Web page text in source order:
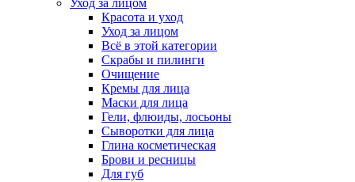
Уход за лицом
Красота и уход
Уход за лицом
Всё в этой категории
Скрабы и пилинги
Очищение
Кремы для лица
Маски для лица
Гели, флюиды, лосьоны
Сыворотки для лица
Глина косметическая
Брови и ресницы
Для губ